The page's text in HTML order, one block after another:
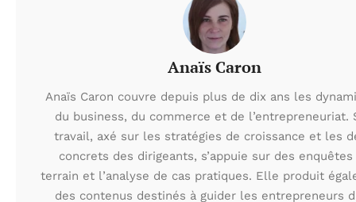
Anaïs Caron
Anaïs Caron couvre depuis plus de dix ans les
du business, du commerce et de l’entrepreneuriat.
travail, axé sur les stratégies de croissance et les
concrets des dirigeants, s’appuie sur des enquêtes
terrain et l’analyse de cas pratiques. Elle produit
des contenus destinés à guider les entrepreneurs